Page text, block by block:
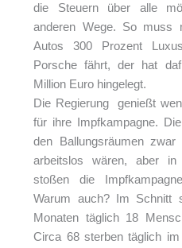
die Steuern über alle
anderen Wege. So muss
Autos 300 Prozent
Porsche fährt, der hat
Million Euro hingelegt.
Die Regierung genießt
für ihre Impfkampagne.
den Ballungsräumen
arbeitslos wären, aber in
stoßen die
Warum auch? Im Schnitt
Monaten täglich 18
Circa 68 sterben täglich